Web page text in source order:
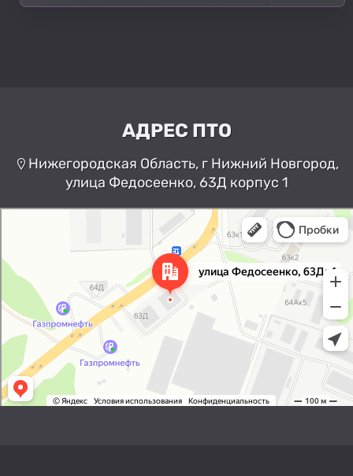
АДРЕС ПТО
Нижегородская Область, г Нижний Новгород,
улица Федосеенко, 63Д корпус 1
Нижний Новгород
Улица Федосеенко, 63Дк1 —
Яндекс Карты